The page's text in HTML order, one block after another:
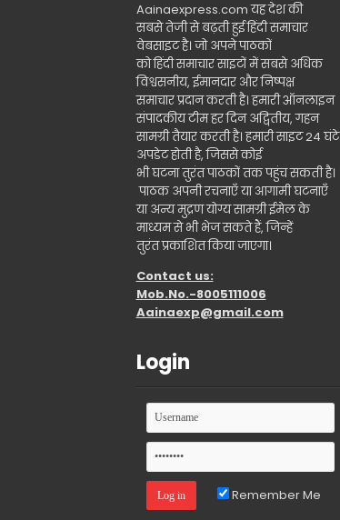
Aainaexpress.com यह देश की
सबसे तेजी से बढ़ती हुई हिंदी समाचार
वेबसाइट है। जो अपने पाठकों
को हिंदी समाचार साइटों में सबसे अधिक
विश्वसनीय, ईमानदार और निष्पक्ष
समाचार प्रदान करती है। हमारी ऑनलाइन
संपादकीय टीम हर दिन अद्वितीय, गहन
सामग्री तैयार करती है। हमारी साइट 24 घंटे
अपडेट होती है, जिससे कोई
भी घटना तुरंत पाठकों तक पहुंच सकती है।
पाठक अपनी रचनाएँ या आगामी घटनाएँ
या अन्य मुद्रण योग्य सामग्री ईमेल के
माध्यम से भी भेज सकते हैं, जिन्हें
तुरंत प्रकाशित किया जाएगा।
Contact us:
Mob.No.-8005111006
Aainaexp@gmail.com
Login
Remember Me